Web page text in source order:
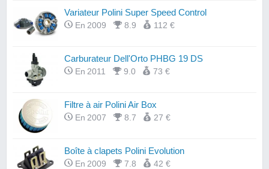
Variateur Polini Super Speed Control
En 2009 8.9 112 €
Carburateur Dell'Orto PHBG 19 DS
En 2011 9.0 73 €
Filtre à air Polini Air Box
En 2007 8.7 27 €
Boîte à clapets Polini Evolution
En 2009 7.8 42 €